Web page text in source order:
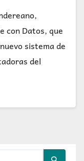
con Datos, que
sistema de
del